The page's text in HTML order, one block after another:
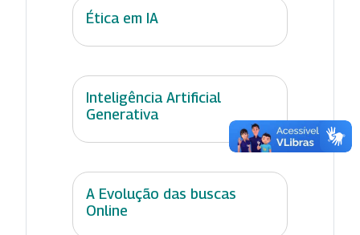
Ética em IA
Inteligência Artificial
Generativa
A Evolução das buscas
Online